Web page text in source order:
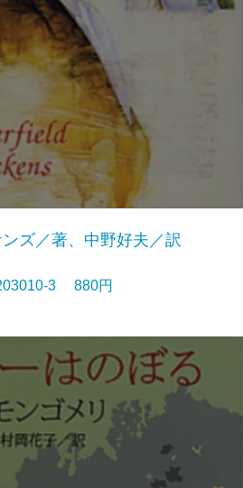
ズ／著、中野好夫／訳
3 880円